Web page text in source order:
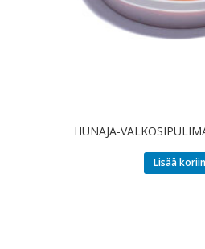
HUNAJA-
Lisää koriin